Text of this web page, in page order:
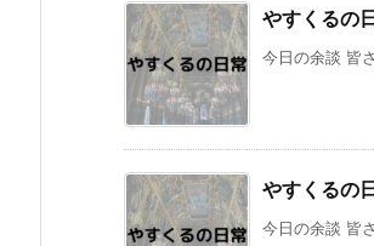
やすくるの
今日の余談 皆
やすくるの
今日の余談 皆